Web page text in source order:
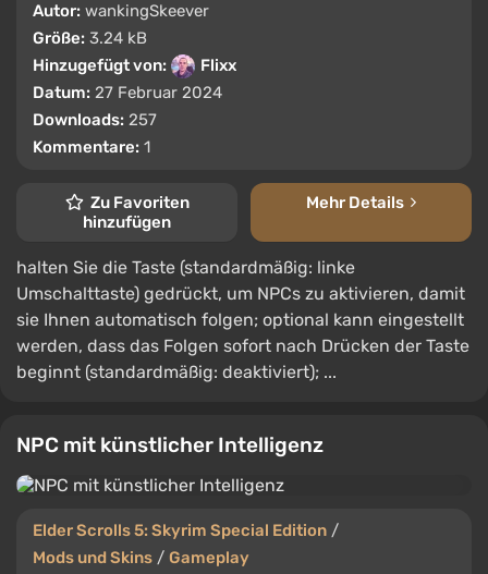
Autor: wankingSkeever
Größe: 3.24 kB
Hinzugefügt von:
Flixx
Datum: 27 Februar 2024
Downloads: 257
Kommentare: 1
Zu Favoriten
hinzufügen
Mehr Details
halten Sie die Taste (standardmäßig: linke
Umschalttaste) gedrückt, um NPCs zu aktivieren, damit
sie Ihnen automatisch folgen; optional kann eingestellt
werden, dass das Folgen sofort nach Drücken der Taste
beginnt (standardmäßig: deaktiviert); ...
NPC mit künstlicher Intelligenz
Elder Scrolls 5: Skyrim Special Edition /
Mods und Skins / Gameplay